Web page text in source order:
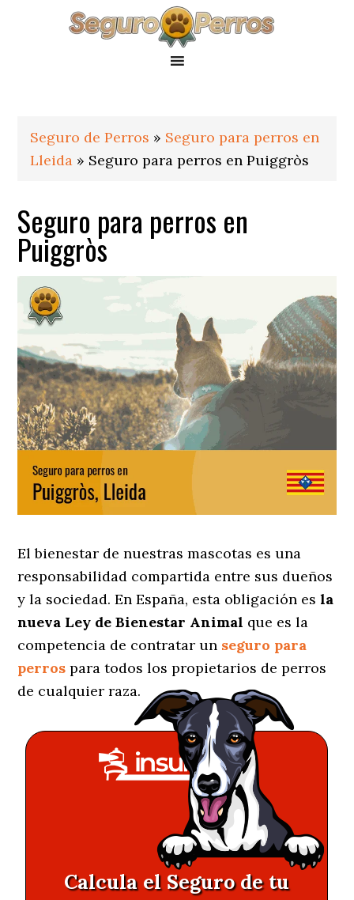
Seguro de Perros » Seguro para perros en
Lleida » Seguro para perros en Puiggròs
Seguro para perros en
Puiggròs
El bienestar de nuestras mascotas es una
responsabilidad compartida entre sus dueños
y la sociedad. En España, esta obligación esla
nueva Ley de Bienestar Animal que es la
competencia de contratar un seguro para
perros para todos los propietarios de perros
de cualquier raza.
Calcula el Seguro de tu